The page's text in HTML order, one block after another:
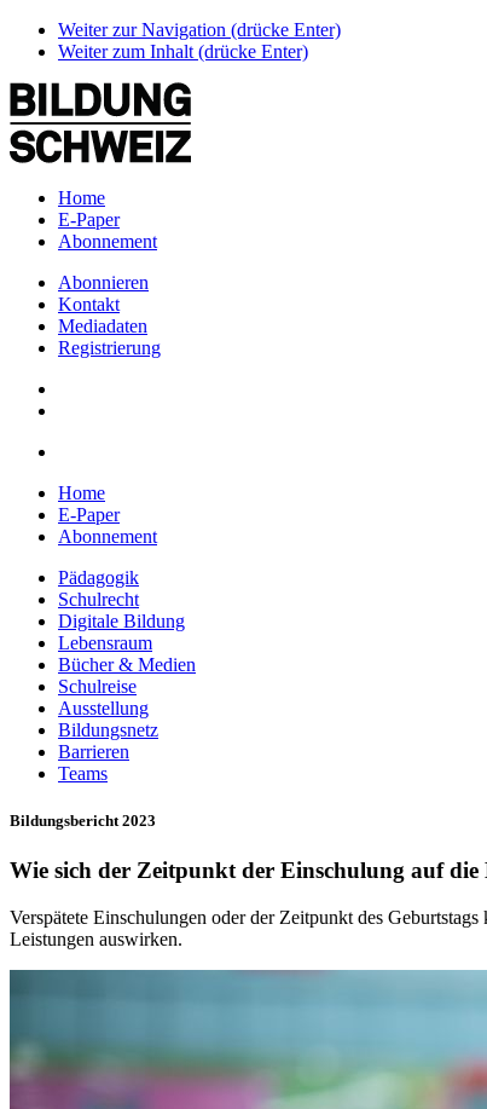
Weiter zur Navigation (drücke Enter)
Weiter zum Inhalt (drücke Enter)
Home
E-Paper
Abonnement
Abonnieren
Kontakt
Mediadaten
Registrierung
Home
E-Paper
Abonnement
Pädagogik
Schulrecht
Digitale Bildung
Lebensraum
Bücher & Medien
Schulreise
Ausstellung
Bildungsnetz
Barrieren
Teams
Bildungsbericht 2023
Wie sich der Zeitpunkt der Einschulung auf
Verspätete Einschulungen oder der Zeitpunkt des
Leistungen auswirken.